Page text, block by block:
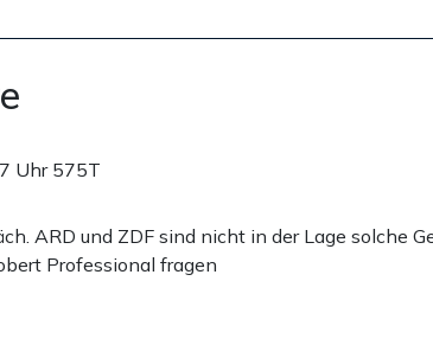
Uhr 575T
ARD und ZDF sind nicht in der Lage solche
Professional fragen